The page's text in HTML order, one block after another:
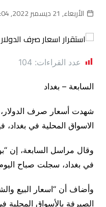
الأربعاء, 21 ديسمبر 2022, 10:04
عدد القراءات: 104
السابعة – بغداد
شهدت أسعار صرف الدولار،
الاسواق المحلية في
وقال مراسل السابعة، إن
في بغداد، سجلت صباح اليوم 151300 دينار مقابل 100
وأضاف أن “اسعار البيع
الصيرفة بالأسواق المحلية